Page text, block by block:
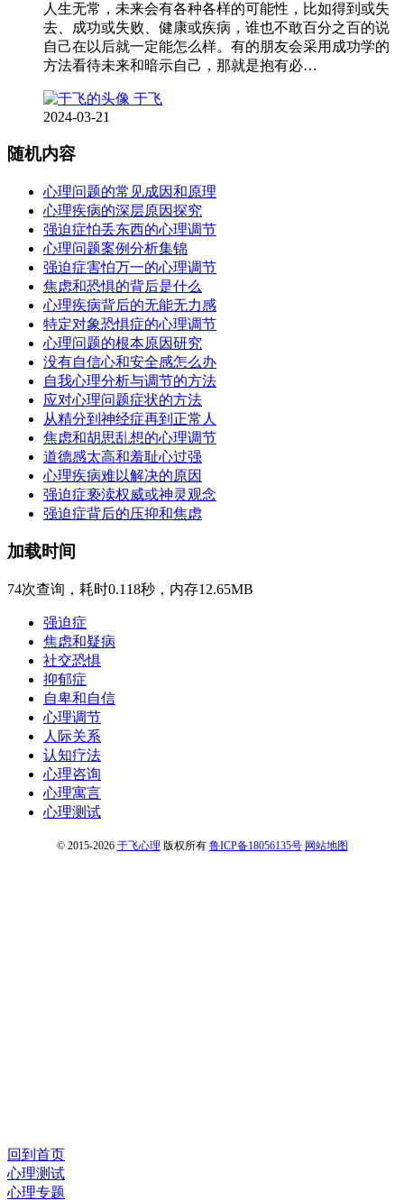
人生无常，未来会有各种各样的可能性，比如得到或失
去、成功或失败、健康或疾病，谁也不敢百分之百的说
自己在以后就一定能怎么样。有的朋友会采用成功学的
方法看待未来和暗示自己，那就是抱有必…
于飞
2024-03-21
随机内容
心理问题的常见成因和原理
心理疾病的深层原因探究
强迫症怕丢东西的心理调节
心理问题案例分析集锦
强迫症害怕万一的心理调节
焦虑和恐惧的背后是什么
心理疾病背后的无能无力感
特定对象恐惧症的心理调节
心理问题的根本原因研究
没有自信心和安全感怎么办
自我心理分析与调节的方法
应对心理问题症状的方法
从精分到神经症再到正常人
焦虑和胡思乱想的心理调节
道德感太高和羞耻心过强
心理疾病难以解决的原因
强迫症亵渎权威或神灵观念
强迫症背后的压抑和焦虑
加载时间
74次查询，耗时0.118秒，内存12.65MB
强迫症
焦虑和疑病
社交恐惧
抑郁症
自卑和自信
心理调节
人际关系
认知疗法
心理咨询
心理寓言
心理测试
© 2015-2026 于飞心理 版权所有 鲁ICP备18056135号 网站地图
回到首页
心理测试
心理专题